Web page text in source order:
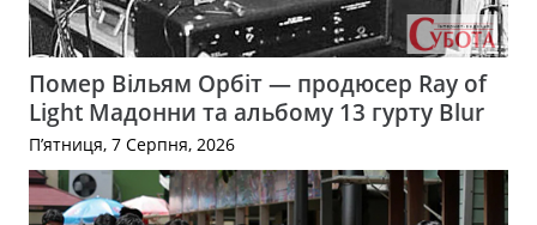
Помер Вільям Орбіт — продюсер Ray of
Light Мадонни та альбому 13 гурту Blur
П’ятниця, 7 Серпня, 2026